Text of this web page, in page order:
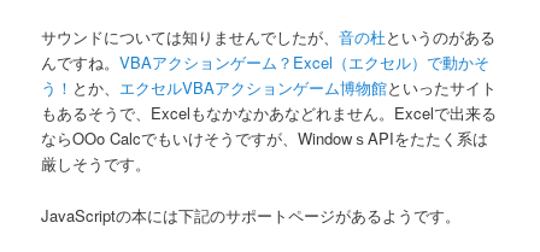
サウンドについては知りませんでしたが、音の杜というのがある
んですね。VBAアクションゲーム？Excel（エクセル）で動かそ
う！ とか、 エクセルVBAアクションゲーム博物館といったサイト
もあるそうで、Excelもなかなかあなどれません。Excelで出来る
ならOOo Calcでもいけそうですが、WindowｓAPIをたたく系は
厳しそうです。
JavaScriptの本には下記のサポートページがあるようです。